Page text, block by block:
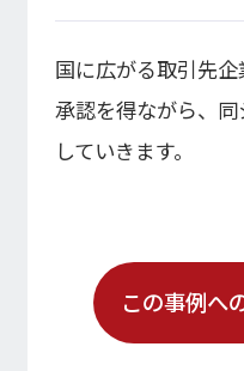
国に広がる取引先
承認を得ながら、
していきます。
この事例へ